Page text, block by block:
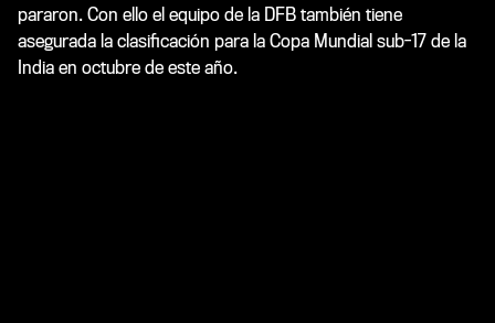
pararon. Con ello el equipo de la DFB también tiene
asegurada la clasificación para la Copa Mundial sub-17 de la
India en octubre de este año.